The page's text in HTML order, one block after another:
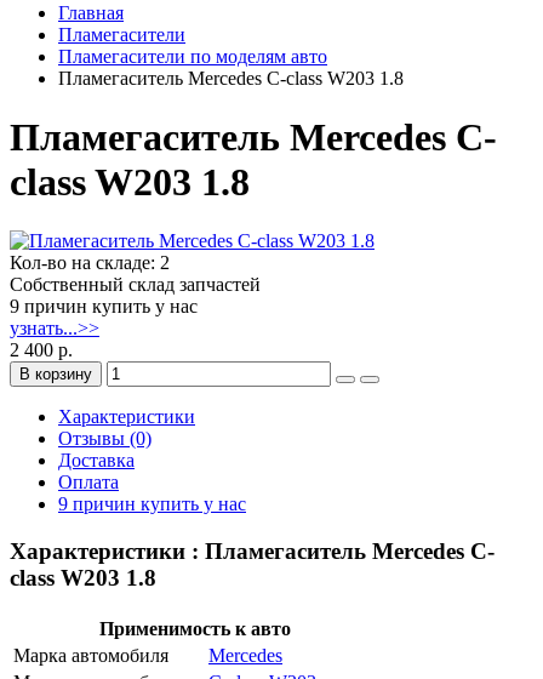
Главная
Пламегасители
Пламегасители по моделям авто
Пламегаситель Mercedes C-class W203 1.8
Пламегаситель Mercedes C-
class W203 1.8
Кол-во на складе: 2
Собственный склад запчастей
9 причин купить у нас
узнать...>>
2 400 р.
В корзину
Характеристики
Отзывы (0)
Доставка
Оплата
9 причин купить у нас
Характеристики : Пламегаситель Mercedes C-
class W203 1.8
Применимость к авто
Марка автомобиля
Mercedes